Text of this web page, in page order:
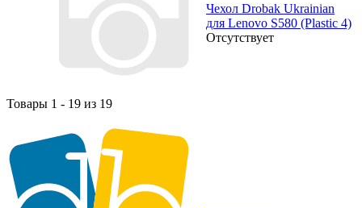
Чехол Drobak Ukrainian
для Lenovo S580 (Plastic 4)
Отсутствует
Товары 1 - 19 из 19